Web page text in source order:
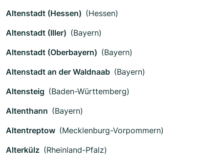
Altenstadt (Hessen) (Hessen)
Altenstadt (Iller) (Bayern)
Altenstadt (Oberbayern) (Bayern)
Altenstadt an der Waldnaab (Bayern)
Altensteig (Baden-Württemberg)
Altenthann (Bayern)
Altentreptow (Mecklenburg-Vorpommern)
Alterkülz (Rheinland-Pfalz)